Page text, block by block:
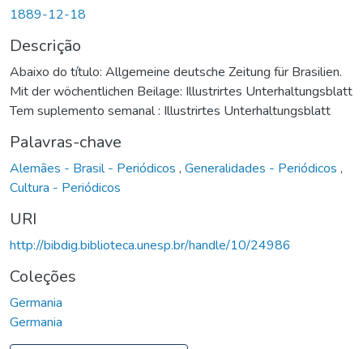
1889-12-18
Descrição
Abaixo do título: Allgemeine deutsche Zeitung für Brasilien.
Mit der wöchentlichen Beilage: Illustrirtes Unterhaltungsblatt
Tem suplemento semanal : Illustrirtes Unterhaltungsblatt
Palavras-chave
Alemães - Brasil - Periódicos , Generalidades - Periódicos ,
Cultura - Periódicos
URI
http://bibdig.biblioteca.unesp.br/handle/10/24986
Coleções
Germania
Germania